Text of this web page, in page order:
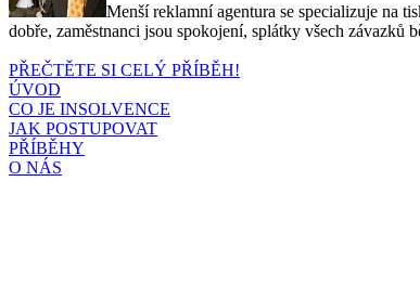
Menší reklamní agentura se specializuje na
dobře, zaměstnanci jsou spokojení, splátky všech závazků
PŘEČTĚTE SI CELÝ PŘÍBĚH!
ÚVOD
CO JE INSOLVENCE
JAK POSTUPOVAT
PŘÍBĚHY
O NÁS